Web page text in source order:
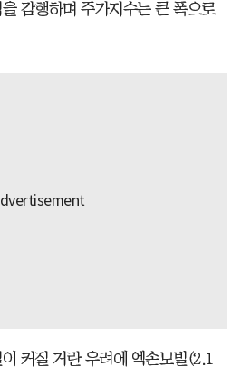
감행하며 주가지수는 큰 폭으로
커질 거란 우려에 엑손모빌(2.1